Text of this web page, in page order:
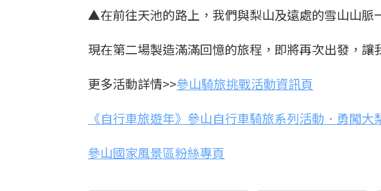
▲在前往天池的路上，我們與梨山及遠處的雪山山脈
現在第二場製造滿滿回憶的旅程，即將再次出發，讓
更多活動詳情>>參山騎旅挑戰活動資訊頁
《自行車旅遊年》參山自行車騎旅系列活動．勇闖大
參山國家風景區粉絲專頁